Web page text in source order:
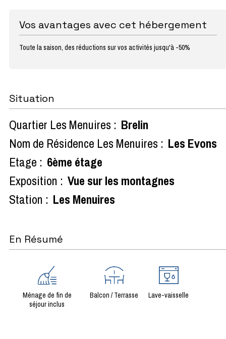
Vos avantages avec cet hébergement
Toute la saison, des réductions sur vos activités jusqu'à -50%
Situation
Quartier Les Menuires : Brelin
Nom de Résidence Les Menuires : Les Evons
Etage : 6ème étage
Exposition : Vue sur les montagnes
Station : Les Menuires
En Résumé
Ménage de fin de
séjour inclus
Balcon / Terrasse Lave-vaisselle